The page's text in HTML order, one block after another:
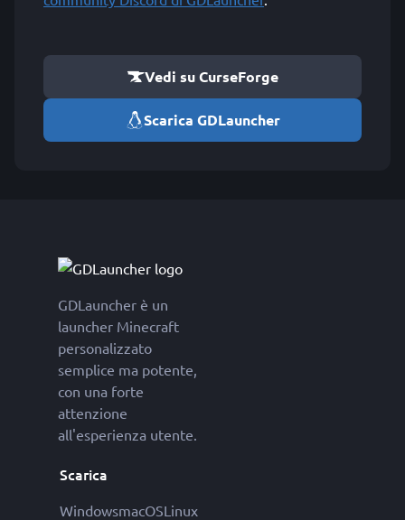
Vedi su CurseForge
Scarica GDLauncher
GDLauncher è un
launcher Minecraft
personalizzato
semplice ma potente,
con una forte
attenzione
all'esperienza utente.
Scarica
WindowsmacOSLinux